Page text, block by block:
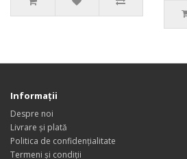
Informaţii
Despre noi
Livrare și plată
Politica de confidențialitate
Termeni și condiții